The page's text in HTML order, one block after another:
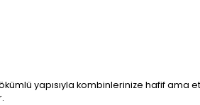
yapısıyla kombinlerinize hafif ama